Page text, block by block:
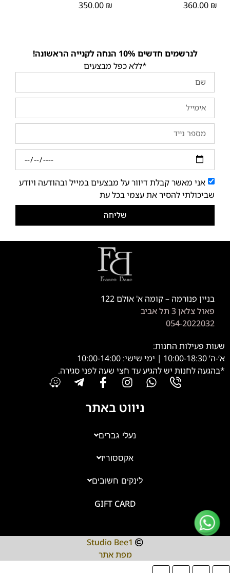
360.00 ₪
350.00 ₪
לנרשמים חדשים 10% הנחה לקנייה הראשונה!
*ללא כפל מבצעים
אני מאשר קבלת דיוור על מבצעים במייל ובהודעה ויודע
שביכולתי להסיר את עצמי בכל עת
שליחה
בניין פנורמה – קומה א' אולם 122
פאול צלאן 3 תל אביב
054-2022032
שעות פעילות החנות:
א’-ה’ 10:00-18:30 | ימי שישי: 10:00-14:00
*בהגעה לחנות יש להגיע עד חצי שעה לפני סגירה.
ניווט באתר
נעלי גברים
אקססוריז
לינקים חשובים
GIFT CARD
Studio Bee1
מפת אתר